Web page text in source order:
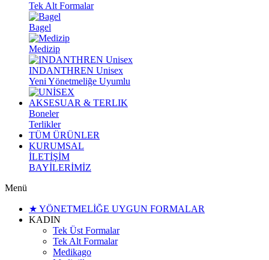
Tek Alt Formalar
Bagel
Medizip
INDANTHREN Unisex
Yeni Yönetmeliğe Uyumlu
AKSESUAR & TERLIK
Boneler
Terlikler
TÜM ÜRÜNLER
KURUMSAL
İLETİŞİM
BAYİLERİMİZ
Menü
★ YÖNETMELİĞE UYGUN FORMALAR
KADIN
Tek Üst Formalar
Tek Alt Formalar
Medikago